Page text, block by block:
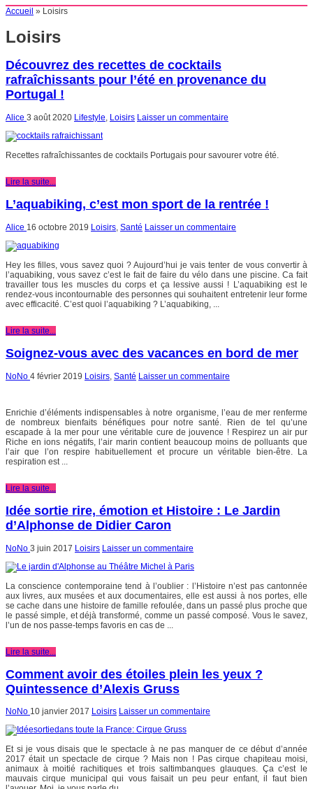
Accueil » Loisirs
Loisirs
Découvrez des recettes de cocktails
rafraîchissants pour l’été en provenance du
Portugal !
Alice 3 août 2020 Lifestyle, Loisirs Laisser un commentaire
Recettes rafraîchissantes de cocktails Portugais pour savourer votre été.
Lire la suite...
L’aquabiking, c’est mon sport de la rentrée !
Alice 16 octobre 2019 Loisirs, Santé Laisser un commentaire
Hey les filles, vous savez quoi ? Aujourd’hui je vais tenter de vous convertir à
l’aquabiking, vous savez c’est le fait de faire du vélo dans une piscine. Ca fait
travailler tous les muscles du corps et ça lessive aussi ! L’aquabiking est le
rendez-vous incontournable des personnes qui souhaitent entretenir leur forme
avec efficacité. C’est quoi l’aquabiking ? L’aquabiking, ...
Lire la suite...
Soignez-vous avec des vacances en bord de mer
NoNo 4 février 2019 Loisirs Santé Laisser un commentaire
Enrichie d’éléments indispensables à notre organisme, l’eau de mer renferme
de nombreux bienfaits bénéfiques pour notre santé. Rien de tel qu’une
escapade à la mer pour une véritable cure de jouvence ! Respirez un air pur
Riche en ions négatifs, l’air marin contient beaucoup moins de polluants que
l’air que l’on respire habituellement et procure un véritable bien-être. La
respiration est ...
Lire la suite...
Idée sortie rire, émotion et Histoire : Le Jardin
d’Alphonse de Didier Caron
NoNo 3 juin 2017 Loisirs Laisser un commentaire
La conscience contemporaine tend à l’oublier : l’Histoire n’est pas cantonnée
aux livres, aux musées et aux documentaires, elle est aussi à nos portes, elle
se cache dans une histoire de famille refoulée, dans un passé plus proche que
le passé simple, et déjà transformé, comme un passé composé. Vous le savez,
l’un de nos passe-temps favoris en cas de ...
Lire la suite...
Comment avoir des étoiles plein les yeux ?
Quintessence d’Alexis Gruss
NoNo 10 janvier 2017 Loisirs Laisser un commentaire
Et si je vous disais que le spectacle à ne pas manquer de ce début d’année
2017 était un spectacle de cirque ? Mais non ! Pas cirque chapiteau moisi,
animaux à moitié rachitiques et trois saltimbanques glauques. Ça c’est le
mauvais cirque municipal qui vous faisait un peu peur enfant, il faut bien